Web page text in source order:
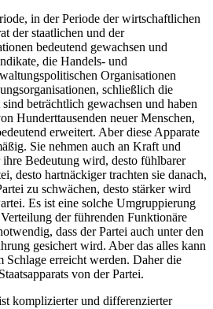
in der Periode der wirtschaftlichen
der staatlichen und der
bedeutend gewachsen und
die Handels- und
Organisationen
schließlich die
beträchtlich gewachsen und haben
Hunderttausenden neuer Menschen,
erweitert. Aber diese Apparate
Sie nehmen auch an Kraft und
Bedeutung wird, desto fühlbarer
desto hartnäckiger trachten sie danach,
zu schwächen, desto stärker wird
Es ist eine solche Umgruppierung
der führenden Funktionäre
dass der Partei auch unter den
gesichert wird. Aber das alles kann
Schlage erreicht werden. Daher die
von der Partei.
komplizierter und differenzierter